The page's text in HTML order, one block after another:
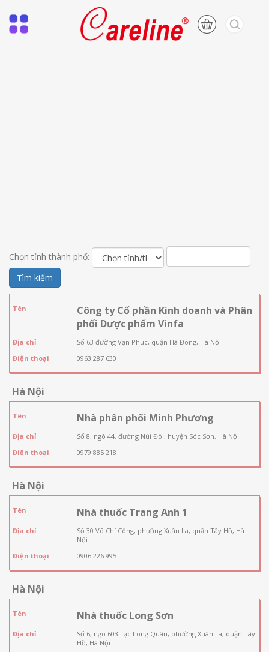
Chọn tỉnh thành phố:
Tìm kiếm
Tên
Công ty Cổ phần Kinh doanh và Phân
phối Dược phẩm Vinfa
Địa chỉ
Số 63 đường Vạn Phúc, quận Hà Đông, Hà Nội
Điện thoại
0963 287 630
Hà Nội
Tên Nhà phân phối Minh Phương
Địa chỉ
Số 8, ngõ 44, đường Núi Đôi, huyện Sóc Sơn, Hà Nội
Điện thoại
0979 885 218
Hà Nội
Tên Nhà thuốc Trang Anh 1
Địa chỉ
Số 30 Võ Chí Công, phường Xuân La, quận Tây Hồ, Hà
Nội
Điện thoại
0906 226 995
Hà Nội
Tên Nhà thuốc Long Sơn
Địa chỉ
Số 6, ngõ 603 Lạc Long Quân, phường Xuân La, quận Tây
Hồ, Hà Nội